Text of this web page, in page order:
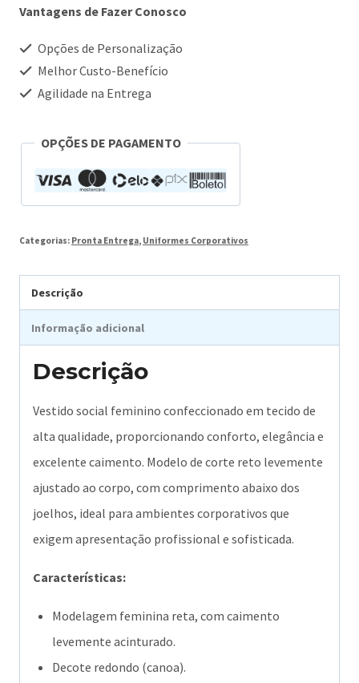
Vantagens de Fazer Conosco
Opções de Personalização
Melhor Custo-Benefício
Agilidade na Entrega
OPÇÕES DE PAGAMENTO
Categorias: Pronta Entrega, Uniformes Corporativos
Descrição
Informação adicional
Descrição
Vestido social feminino confeccionado em tecido de
alta qualidade, proporcionando conforto, elegância e
excelente caimento. Modelo de corte reto levemente
ajustado ao corpo, com comprimento abaixo dos
joelhos, ideal para ambientes corporativos que
exigem apresentação profissional e sofisticada.
Características:
Modelagem feminina reta, com caimento
levemente acinturado.
Decote redondo (canoa).